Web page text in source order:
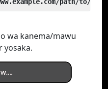
wa kanema/mawu
yosaka.